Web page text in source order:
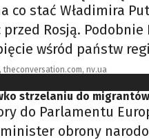
co stać Władimira
Rosją.
wśród państw
theconversation.com, nv.ua
strzelaniu do
do Parlamentu
obrony